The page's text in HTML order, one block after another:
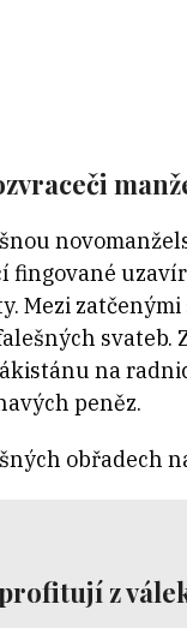
fingované
Mezi
svateb.
na
peněz.
obřadech
z